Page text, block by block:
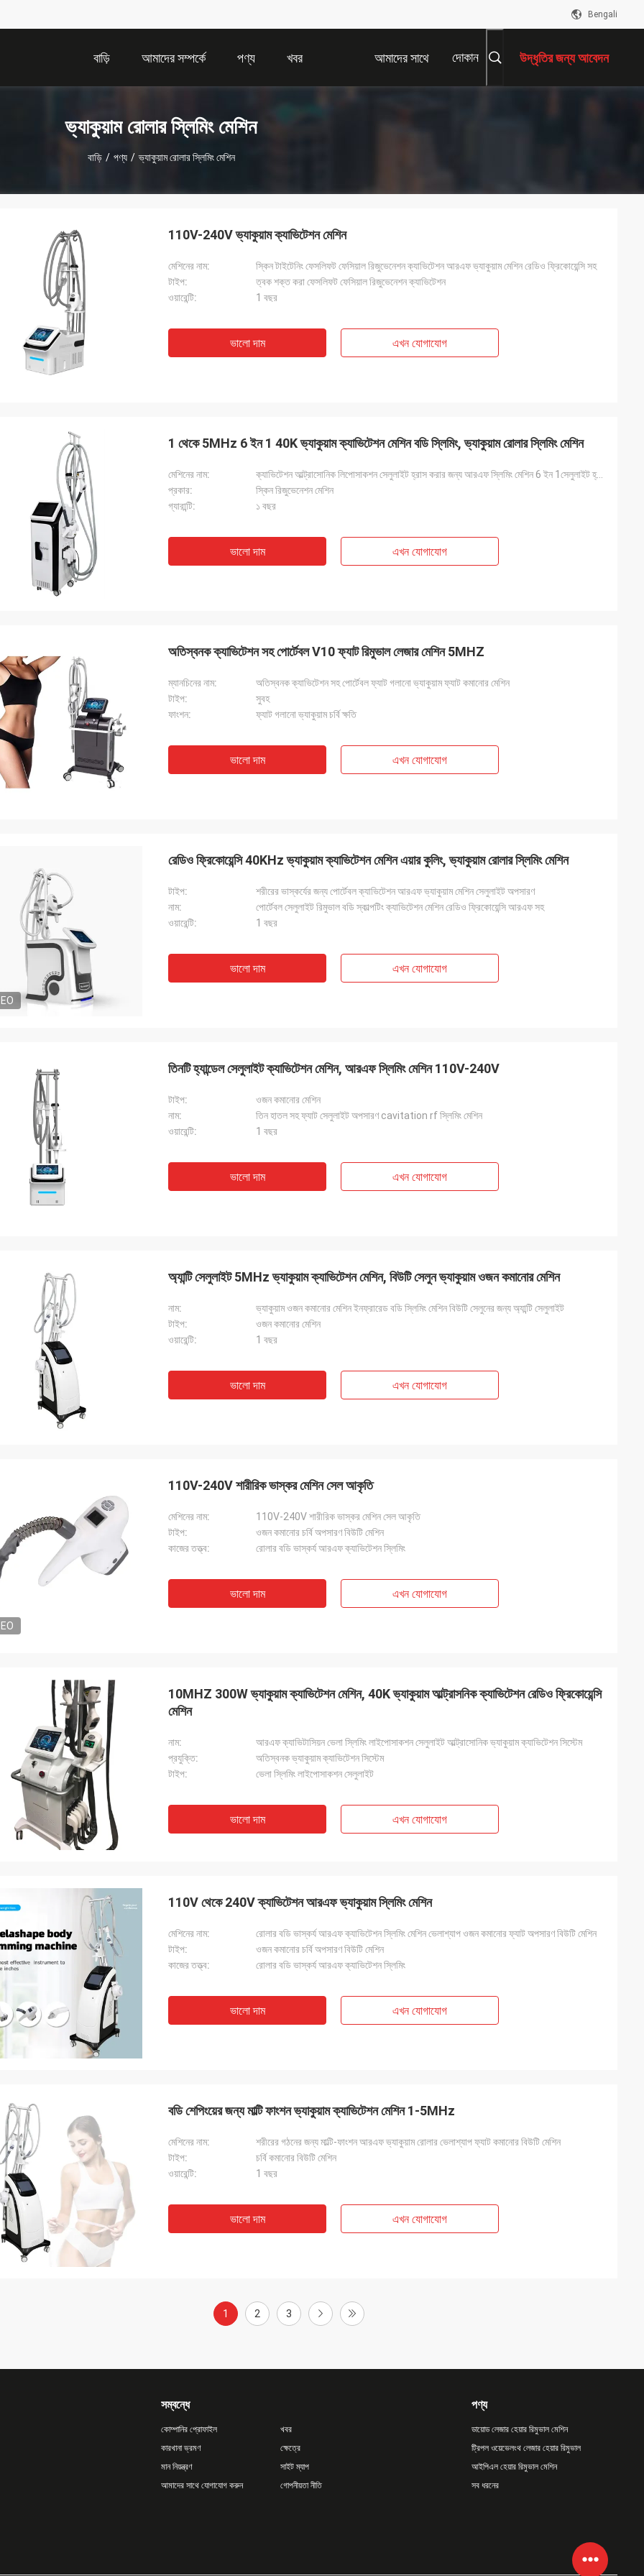
Bengali
বাড়ি আমাদের সম্পর্কে পণ্য খবর আমাদের সাথে দোকান উদ্ধৃতির জন্য আবেদন
ভ্যাকুয়াম রোলার স্লিমিং মেশিন
বাড়ি / পণ্য / ভ্যাকুয়াম রোলার স্লিমিং মেশিন
110V-240V ভ্যাকুয়াম ক্যাভিটেশন মেশিন
মেশিনের নাম:
স্কিন টাইটেনিং ফেসলিফট ফেসিয়াল রিজুভেনেশন ক্যাভিটেশন আরএফ ভ্যাকুয়াম মেশিন রেডিও ফ্রিকোয়েন্সি সহ
টাইপ:
ত্বক শক্ত করা ফেসলিফট ফেসিয়াল রিজুভেনেশন ক্যাভিটেশন
ওয়ারেন্টি:
1 বছর
ভালো দাম এখন যোগাযোগ
1 থেকে 5MHz 6 ইন 1 40K ভ্যাকুয়াম ক্যাভিটেশন মেশিন বডি স্লিমিং, ভ্যাকুয়াম রোলার স্লিমিং মেশিন
মেশিনের নাম:
ক্যাভিটেশন আল্ট্রাসোনিক লিপোসাকশন সেলুলাইট হ্রাস করার জন্য আরএফ স্লিমিং মেশিন 6 ইন 1সেলুলাইট হ্রাস ক
প্রকার:
স্কিন রিজুভেনেশন মেশিন
গ্যারান্টি:
১ বছর
ভালো দাম এখন যোগাযোগ
অতিস্বনক ক্যাভিটেশন সহ পোর্টেবল V10 ফ্যাট রিমুভাল লেজার মেশিন 5MHZ
ম্যানচিনের নাম:
অতিস্বনক ক্যাভিটেশন সহ পোর্টেবল ফ্যাট গলানো ভ্যাকুয়াম ফ্যাট কমানোর মেশিন
টাইপ:
সুবহ
ফাংশন:
ফ্যাট গলানো ভ্যাকুয়াম চর্বি ক্ষতি
ভালো দাম এখন যোগাযোগ
রেডিও ফ্রিকোয়েন্সি 40KHz ভ্যাকুয়াম ক্যাভিটেশন মেশিন এয়ার কুলিং, ভ্যাকুয়াম রোলার স্লিমিং মেশিন
টাইপ:
শরীরের ভাস্কর্যের জন্য পোর্টেবল ক্যাভিটেশন আরএফ ভ্যাকুয়াম মেশিন সেলুলাইট অপসারণ
নাম:
পোর্টেবল সেলুলাইট রিমুভাল বডি স্কাল্পটিং ক্যাভিটেশন মেশিন রেডিও ফ্রিকোয়েন্সি আরএফ সহ
ওয়ারেন্টি:
1 বছর
ভালো দাম এখন যোগাযোগ
তিনটি হ্যান্ডেল সেলুলাইট ক্যাভিটেশন মেশিন, আরএফ স্লিমিং মেশিন 110V-240V
টাইপ:
ওজন কমানোর মেশিন
নাম:
তিন হাতল সহ ফ্যাট সেলুলাইট অপসারণ cavitation rf স্লিমিং মেশিন
ওয়ারেন্টি:
1 বছর
ভালো দাম এখন যোগাযোগ
অ্যান্টি সেলুলাইট 5MHz ভ্যাকুয়াম ক্যাভিটেশন মেশিন, বিউটি সেলুন ভ্যাকুয়াম ওজন কমানোর মেশিন
নাম:
ভ্যাকুয়াম ওজন কমানোর মেশিন ইনফ্রারেড বডি স্লিমিং মেশিন বিউটি সেলুনের জন্য অ্যান্টি সেলুলাইট
টাইপ:
ওজন কমানোর মেশিন
ওয়ারেন্টি:
1 বছর
ভালো দাম এখন যোগাযোগ
110V-240V শারীরিক ভাস্কর মেশিন সেল আকৃতি
মেশিনের নাম:
110V-240V শারীরিক ভাস্কর মেশিন সেল আকৃতি
টাইপ:
ওজন কমানোর চর্বি অপসারণ বিউটি মেশিন
কাজের তত্ত্ব:
রোলার বডি ভাস্কর্য আরএফ ক্যাভিটেশন স্লিমিং
ভালো দাম এখন যোগাযোগ
10MHZ 300W ভ্যাকুয়াম ক্যাভিটেশন মেশিন, 40K ভ্যাকুয়াম আল্ট্রাসনিক ক্যাভিটেশন রেডিও ফ্রিকোয়েন্সি
মেশিন
নাম:
আরএফ ক্যাভিটাসিয়ন ভেলা স্লিমিং লাইপোসাকশন সেলুলাইট আল্ট্রাসোনিক ভ্যাকুয়াম ক্যাভিটেশন সিস্টেম
প্রযুক্তি:
অতিস্বনক ভ্যাকুয়াম ক্যাভিটেশন সিস্টেম
টাইপ:
ভেলা স্লিমিং লাইপোসাকশন সেলুলাইট
ভালো দাম এখন যোগাযোগ
110V থেকে 240V ক্যাভিটেশন আরএফ ভ্যাকুয়াম স্লিমিং মেশিন
মেশিনের নাম:
রোলার বডি ভাস্কর্য আরএফ ক্যাভিটেশন স্লিমিং মেশিন ভেলাশ্যাপ ওজন কমানোর ফ্যাট অপসারণ বিউটি মেশিন
টাইপ:
ওজন কমানোর চর্বি অপসারণ বিউটি মেশিন
কাজের তত্ত্ব:
রোলার বডি ভাস্কর্য আরএফ ক্যাভিটেশন স্লিমিং
ভালো দাম এখন যোগাযোগ
বডি শেপিংয়ের জন্য মাল্টি ফাংশন ভ্যাকুয়াম ক্যাভিটেশন মেশিন 1-5MHz
মেশিনের নাম:
শরীরের গঠনের জন্য মাল্টি-ফাংশন আরএফ ভ্যাকুয়াম রোলার ভেলাশ্যাপ ফ্যাট কমানোর বিউটি মেশিন
টাইপ:
চর্বি কমানোর বিউটি মেশিন
ওয়ারেন্টি:
1 বছর
ভালো দাম এখন যোগাযোগ
1 2 3
সম্বন্ধে
কোম্পানির প্রোফাইল
কারখানা ভ্রমণ
মান নিয়ন্ত্রণ
আমাদের সাথে যোগাযোগ করুন
খবর
ক্ষেত্রে
সাইট ম্যাপ
গোপনীয়তা নীতি
পণ্য
ডায়োড লেজার হেয়ার রিমুভাল মেশিন
ট্রিপল ওয়েভেলংথ লেজার হেয়ার রিমুভাল
আইপিএল হেয়ার রিমুভাল মেশিন
সব ধরনের